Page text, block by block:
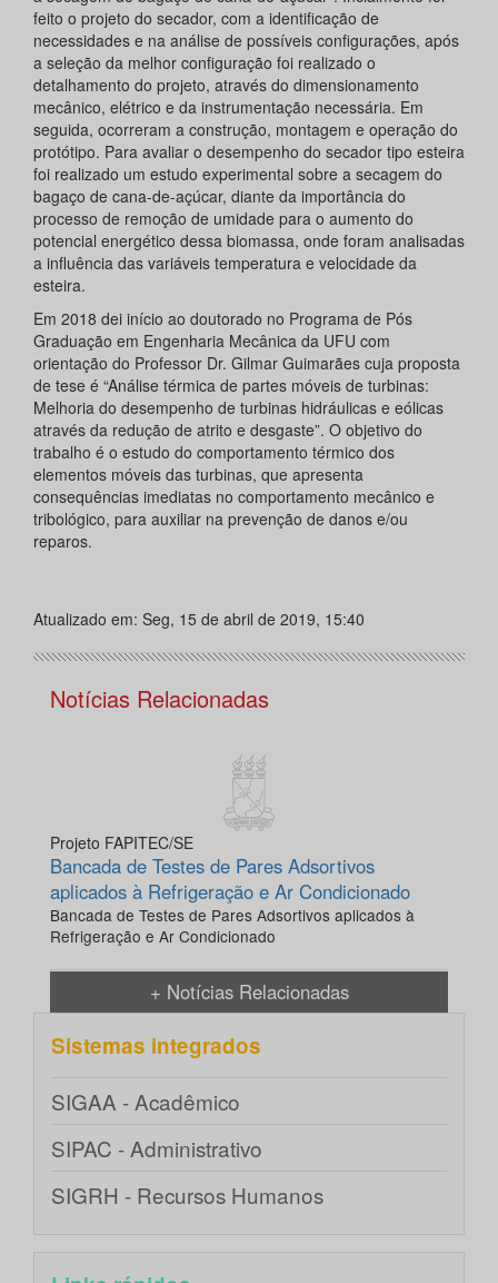
feito o projeto do secador, com a identificação de
necessidades e na análise de possíveis configurações, após
a seleção da melhor configuração foi realizado o
detalhamento do projeto, através do dimensionamento
mecânico, elétrico e da instrumentação necessária. Em
seguida, ocorreram a construção, montagem e operação do
protótipo. Para avaliar o desempenho do secador tipo esteira
foi realizado um estudo experimental sobre a secagem do
bagaço de cana-de-açúcar, diante da importância do
processo de remoção de umidade para o aumento do
potencial energético dessa biomassa, onde foram analisadas
a influência das variáveis temperatura e velocidade da
esteira.
Em 2018 dei início ao doutorado no Programa de Pós
Graduação em Engenharia Mecânica da UFU com
orientação do Professor Dr. Gilmar Guimarães cuja proposta
de tese é “Análise térmica de partes móveis de turbinas:
Melhoria do desempenho de turbinas hidráulicas e eólicas
através da redução de atrito e desgaste”. O objetivo do
trabalho é o estudo do comportamento térmico dos
elementos móveis das turbinas, que apresenta
consequências imediatas no comportamento mecânico e
tribológico, para auxiliar na prevenção de danos e/ou
reparos.
Atualizado em: Seg, 15 de abril de 2019, 15:40
Notícias Relacionadas
Projeto FAPITEC/SE
Bancada de Testes de Pares Adsortivos
aplicados à Refrigeração e Ar Condicionado
Bancada de Testes de Pares Adsortivos aplicados à
Refrigeração e Ar Condicionado
+ Notícias Relacionadas
Sistemas integrados
SIGAA - Acadêmico
SIPAC - Administrativo
SIGRH - Recursos Humanos